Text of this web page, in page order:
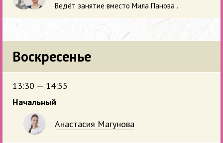
Ведёт занятие вместо Мила Панова .
Воскресенье
13:30 — 14:55
Начальный
Анастасия Магунова